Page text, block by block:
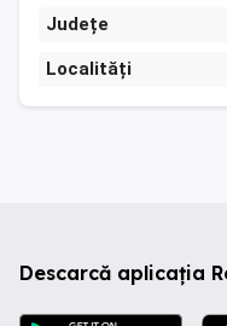
Județe
Localități
Descarcă aplicația